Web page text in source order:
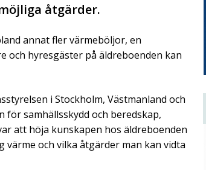
åtgärder.
annat fler värmeböljor, en
och hyresgäster på äldreboenden kan
i Stockholm, Västmanland och
för samhällsskydd och beredskap,
att höja kunskapen hos äldreboenden
värme och vilka åtgärder man kan vidta